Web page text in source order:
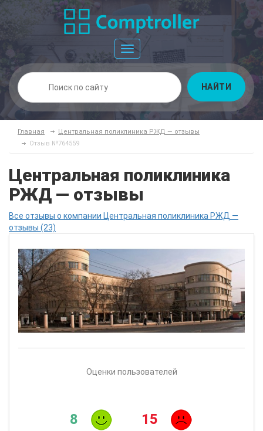
Toggle
navigation
НАЙТИ
Главная
Центральная поликлиника РЖД — отзывы
Отзыв №764559
Центральная поликлиника
РЖД — отзывы
Все отзывы о компании Центральная поликлиника РЖД —
отзывы (23)
Оценки пользователей
8 15